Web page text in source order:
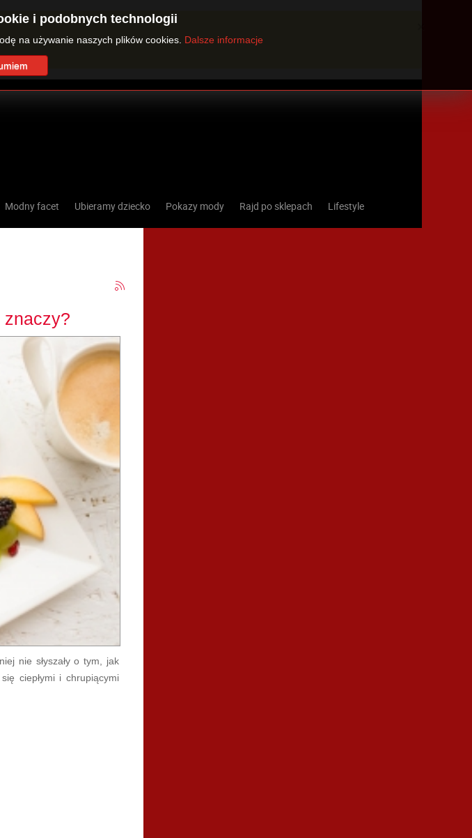
Modny facet Ubieramy dziecko Pokazy mody Rajd po sklepach Lifestyle
znaczy?
nie słyszały o tym, jak
ciepłymi i chrupiącymi
i podobnych technologii
na używanie naszych plików cookies. Dalsze informacje